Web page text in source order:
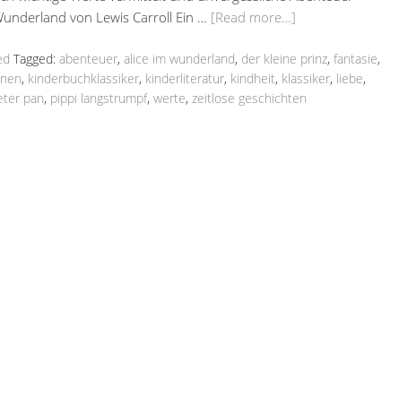
von Lewis Carroll Ein … [Read more…]
Tagged: abenteuer, alice im wunderland, der kleine prinz, fantasie,
, kinderbuchklassiker, kinderliteratur, kindheit, klassiker, liebe,
pan, pippi langstrumpf, werte, zeitlose geschichten